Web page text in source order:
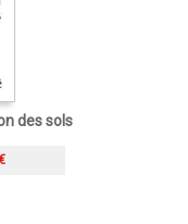
des sols